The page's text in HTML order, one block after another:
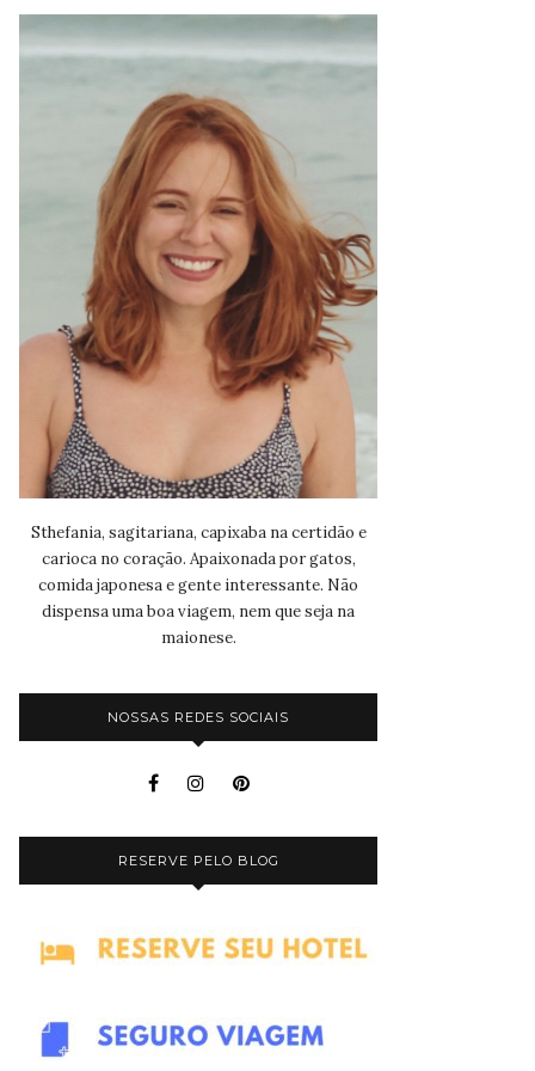
Sthefania, sagitariana, capixaba na certidão e
carioca no coração. Apaixonada por gatos,
comida japonesa e gente interessante. Não
dispensa uma boa viagem, nem que seja na
maionese.
NOSSAS REDES SOCIAIS
RESERVE PELO BLOG